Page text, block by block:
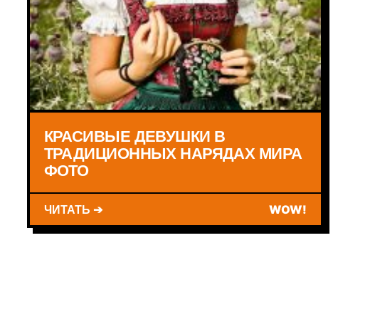
КРАСИВЫЕ ДЕВУШКИ В
ТРАДИЦИОННЫХ НАРЯДАХ МИРА
ФОТО
ЧИТАТЬ ➔ WOW!